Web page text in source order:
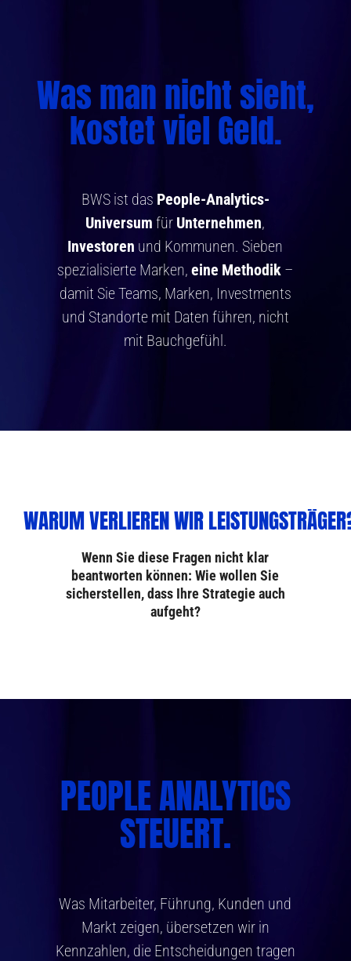
springenWas man nicht sieht,
kostet viel Geld.
BWS ist das People-Analytics-
Universum für Unternehmen,
Investoren und Kommunen. Sieben
spezialisierte Marken,eine Methodik –
damit Sie Teams, Marken, Investments
und Standorte mit Daten führen, nicht
mit Bauchgefühl.
Wenn Sie diese Fragen nicht klar
beantworten können: Wie wollen Sie
sicherstellen, dass Ihre Strategie auch
aufgeht?
PEOPLE ANALYTICS
STEUERT.
Was Mitarbeiter, Führung, Kunden und
Markt zeigen, übersetzen wir in
Kennzahlen, die Entscheidungen tragen